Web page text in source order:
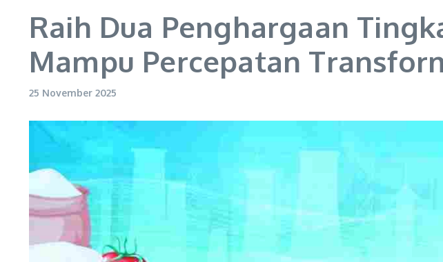
Raih Dua Penghargaan
Mampu Percepatan
25 November 2025